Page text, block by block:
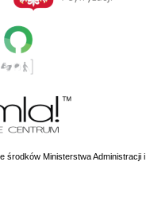
środków Ministerstwa Administracji i